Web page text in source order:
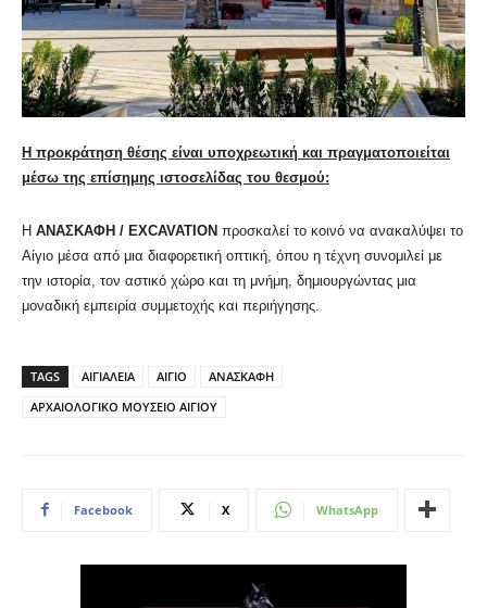
Η προκράτηση θέσης είναι υποχρεωτική και πραγματοποιείται
μέσω της επίσημης ιστοσελίδας του θεσμού:
Η ΑΝΑΣΚΑΦΗ / EXCAVATION προσκαλεί το κοινό να ανακαλύψει το
Αίγιο μέσα από μια διαφορετική οπτική, όπου η τέχνη συνομιλεί με
την ιστορία, τον αστικό χώρο και τη μνήμη, δημιουργώντας μια
μοναδική εμπειρία συμμετοχής και περιήγησης.
TAGS ΑΙΓΙΑΛΕΙΑ ΑΙΓΙΟ
ΑΝΑΣΚΑΦΗ
ΑΡΧΑΙΟΛΟΓΙΚΟ ΜΟΥΣΕΙΟ ΑΙΓΙΟΥ
Facebook X WhatsApp